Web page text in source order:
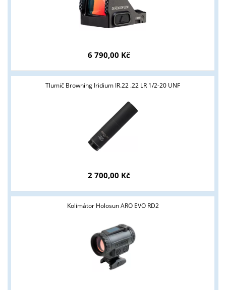
6 790,00 Kč
Tlumič Browning Iridium IR.22 .22 LR 1/2-20 UNF
2 700,00 Kč
Kolimátor Holosun ARO EVO RD2
Tyto stránky jsou určeny pouze odborné veřejnosti od 18 let a
podnikatelům v oblasti zbraně a střelivo. Splňujete tyto